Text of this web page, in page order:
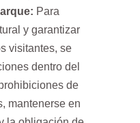
Para
y garantizar
visitantes, se
dentro del
de
mantenerse en